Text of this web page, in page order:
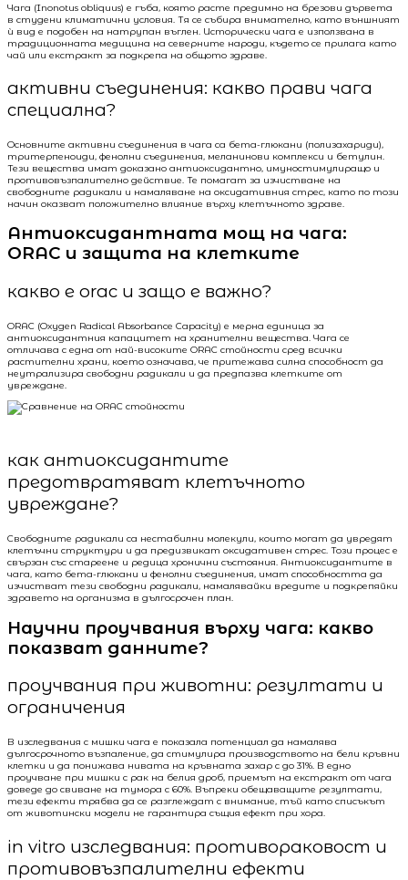
Чага (Inonotus obliquus) e гъба, която расте предимно на брезови дървета
в студени климатични условия. Тя се събира внимателно, като външният
ѝ вид е подобен на натрупан въглен. Исторически чага е използвана в
традиционната медицина на северните народи, където се прилага като
чай или екстракт за подкрепа на общото здраве.
активни съединения: какво прави чага
специална?
Основните активни съединения в чага са бета-глюкани (полизахариди),
тритерпеноиди, фенолни съединения, меланинови комплекси и бетулин.
Тези вещества имат доказано антиоксидантно, имуностимулиращо и
противовъзпалително действие. Те помагат за изчистване на
свободните радикали и намаляване на оксидативния стрес, като по този
начин оказват положително влияние върху клетъчното здраве.
Антиоксидантната мощ на чага:
ORAC и защита на клетките
какво е orac и защо е важно?
ORAC (Oxygen Radical Absorbance Capacity) е мерна единица за
антиоксидантния капацитет на хранителни вещества. Чага се
отличава с една от най-високите ORAC стойности сред всички
растителни храни, което означава, че притежава силна способност да
неутрализира свободни радикали и да предпазва клетките от
увреждане.
как антиоксидантите
предотвратяват клетъчното
увреждане?
Свободните радикали са нестабилни молекули, които могат да увредят
клетъчни структури и да предизвикат оксидативен стрес. Този процес е
свързан със стареене и редица хронични състояния. Антиоксидантите в
чага, като бета-глюкани и фенолни съединения, имат способността да
изчистват тези свободни радикали, намалявайки вредите и подкрепяйки
здравето на организма в дългосрочен план.
Научни проучвания върху чага: какво
показват данните?
проучвания при животни: резултати и
ограничения
В изследвания с мишки чага е показала потенциал да намалява
дългосрочното възпаление, да стимулира производството на бели кръвни
клетки и да понижава нивата на кръвната захар с до 31%. В едно
проучване при мишки с рак на белия дроб, приемът на екстракт от чага
доведе до свиване на тумора с 60%. Въпреки обещаващите резултати,
тези ефекти трябва да се разглеждат с внимание, тъй като списъкът
от животински модели не гарантира същия ефект при хора.
in vitro изследвания: противораковост и
противовъзпалителни ефекти